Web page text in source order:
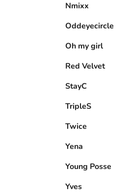
Nmixx
Oddeyecircle
Oh my girl
Red Velvet
StayC
TripleS
Twice
Yena
Young Posse
Yves